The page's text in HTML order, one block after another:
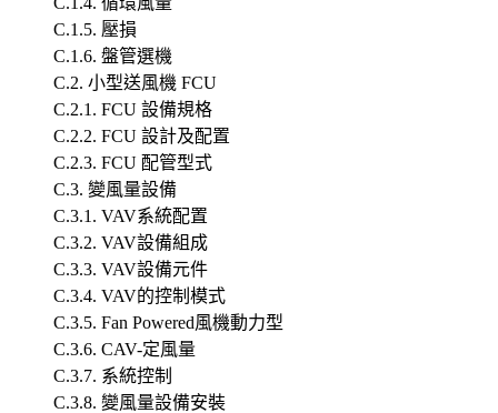
C.1.5. 壓損
C.1.6. 盤管選機
C.2. 小型送風機 FCU
C.2.1. FCU 設備規格
C.2.2. FCU 設計及配置
C.2.3. FCU 配管型式
C.3. 變風量設備
C.3.1. VAV系統配置
C.3.2. VAV設備組成
C.3.3. VAV設備元件
C.3.4. VAV的控制模式
C.3.5. Fan Powered風機動力型
C.3.6. CAV-定風量
C.3.7. 系統控制
C.3.8. 變風量設備安裝